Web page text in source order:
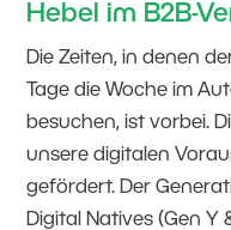
Hebel im B2B-
Die Zeiten, in denen
Tage die Woche im
besuchen, ist vorbei.
unsere digitalen
gefördert. Der
Digital Natives (Gen Y